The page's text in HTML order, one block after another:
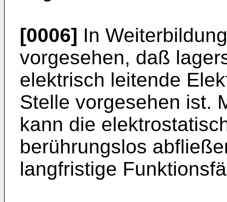
[0006] In
vorgesehen, daß
elektrisch leitende
Stelle vorgesehen ist.
kann die
berührungslos
langfristige